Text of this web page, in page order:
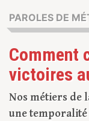
PAROLES DE
Comment
victoires
Nos métiers de
une